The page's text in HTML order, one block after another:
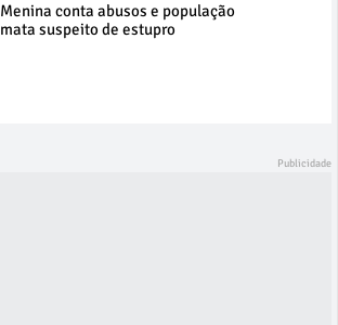
Menina conta abusos e população
mata suspeito de estupro